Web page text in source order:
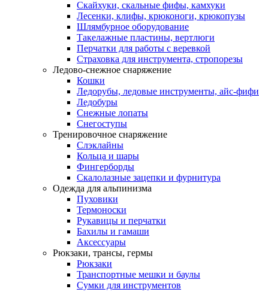
Скайхуки, скальные фифы, камхуки
Лесенки, клифы, крюконоги, крюкопузы
Шлямбурное оборудование
Такелажные пластины, вертлюги
Перчатки для работы с веревкой
Страховка для инструмента, стропорезы
Ледово-снежное снаряжение
Кошки
Ледорубы, ледовые инструменты, айс-фифи
Ледобуры
Снежные лопаты
Снегоступы
Тренировочное снаряжение
Слэклайны
Кольца и шары
Фингерборды
Скалолазные зацепки и фурнитура
Одежда для альпинизма
Пуховики
Термоноски
Рукавицы и перчатки
Бахилы и гамаши
Аксессуары
Рюкзаки, трансы, гермы
Рюкзаки
Транспортные мешки и баулы
Сумки для инструментов